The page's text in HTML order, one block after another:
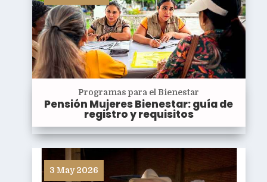
Programas para el Bienestar
Pensión Mujeres Bienestar: guía de
registro y requisitos
3 May 2026